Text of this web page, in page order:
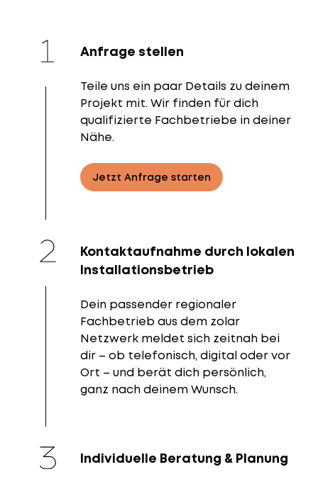
Anfrage stellen
Teile uns ein paar Details zu deinem
Projekt mit. Wir finden für dich
qualifizierte Fachbetriebe in deiner
Nähe.
Jetzt Anfrage starten
Kontaktaufnahme durch lokalen
Installationsbetrieb
Dein passender regionaler
Fachbetrieb aus dem zolar
Netzwerk meldet sich zeitnah bei
dir – ob telefonisch, digital oder vor
Ort – und berät dich persönlich,
ganz nach deinem Wunsch.
Individuelle Beratung & Planung